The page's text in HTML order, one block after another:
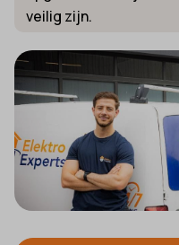
veilig zijn.